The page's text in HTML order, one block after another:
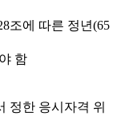
조에 따른 정년(65
함
정한 응시자격 위